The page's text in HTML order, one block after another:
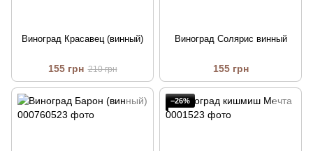
Виноград Красавец (винный)
155 грн 210 грн
Виноград Солярис винный
155 грн
−26%